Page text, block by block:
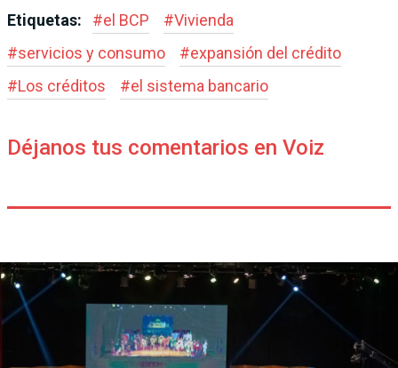
Etiquetas: #el BCP #Vivienda
#servicios y consumo #expansión del crédito
#Los créditos #el sis­tema bancario
Déjanos tus comentarios en Voiz